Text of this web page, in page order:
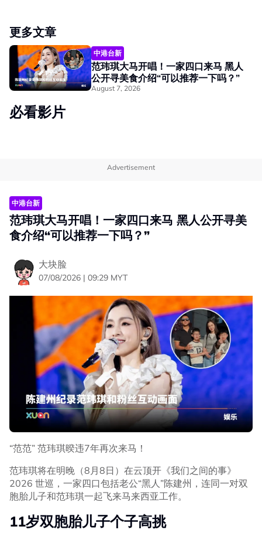
更多文章
中港台新
范玮琪大马开唱！一家四口来马 黑人
公开寻美食介绍“可以推荐一下吗？”
August 7, 2026
必看影片
Advertisement
中港台新
范玮琪大马开唱！一家四口来马 黑人公开寻美
食介绍“可以推荐一下吗？”
大块脸
07/08/2026 | 09:29 MYT
“范范” 范玮琪暌违7年再次来马！
范玮琪将在明晚（8月8日）在云顶开《我们之间的事》
2026 世巡，一家四口包括老公“黑人”陈建州，连同一对双
胞胎儿子和范玮琪一起飞来马来西亚工作。
11岁双胞胎儿子个子高挑